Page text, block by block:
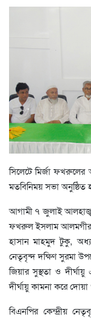
সিলেটে মির্জা
মতবিনিময় সভা অনুষ্ঠিত
আগামী ৭ জুলাই আলহাজ্ব
ফখরুল ইসলাম আলমগীর
হাসান মাহমুদ টুকু,
নেতৃবৃন্দ দক্ষিণ সুরমা
জিয়ার সুস্থতা ও দীর্ঘায়ু
দীর্ঘায়ু কামনা করে
বিএনপির কেন্দ্রীয়